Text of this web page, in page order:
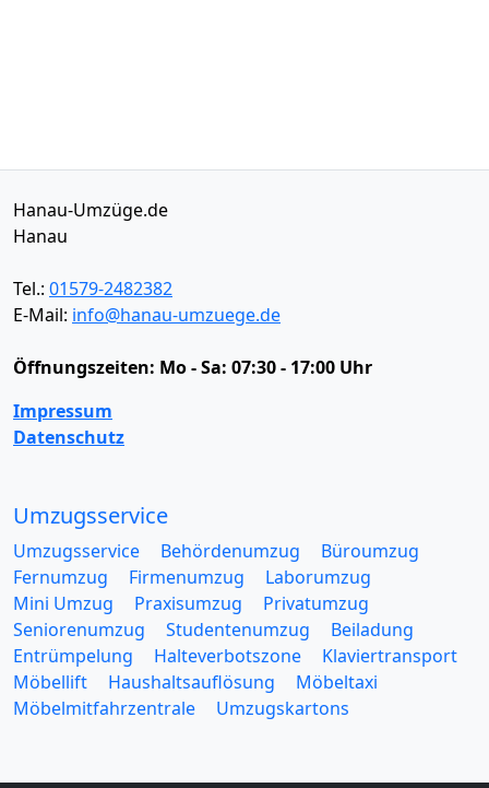
Hanau-Umzüge.de
Hanau
Tel.: 01579-2482382
E-Mail: info@hanau-umzuege.de
Öffnungszeiten: Mo - Sa: 07:30 - 17:00 Uhr
Impressum
Datenschutz
Umzugsservice
Umzugsservice Behördenumzug
Büroumzug
Fernumzug
Firmenumzug
Laborumzug
Mini Umzug
Praxisumzug
Privatumzug
Seniorenumzug
Studentenumzug
Beiladung
Entrümpelung
Halteverbotszone
Klaviertransport
Möbellift
Haushaltsauflösung
Möbeltaxi
Möbelmitfahrzentrale
Umzugskartons